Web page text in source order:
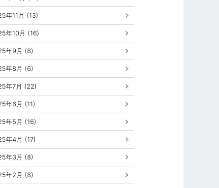
年11月 (13)
年10月 (16)
年9月 (8)
年8月 (6)
年7月 (22)
年6月 (11)
年5月 (16)
年4月 (17)
年3月 (8)
年2月 (8)